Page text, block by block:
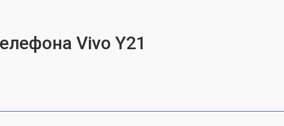
Vivo Y21